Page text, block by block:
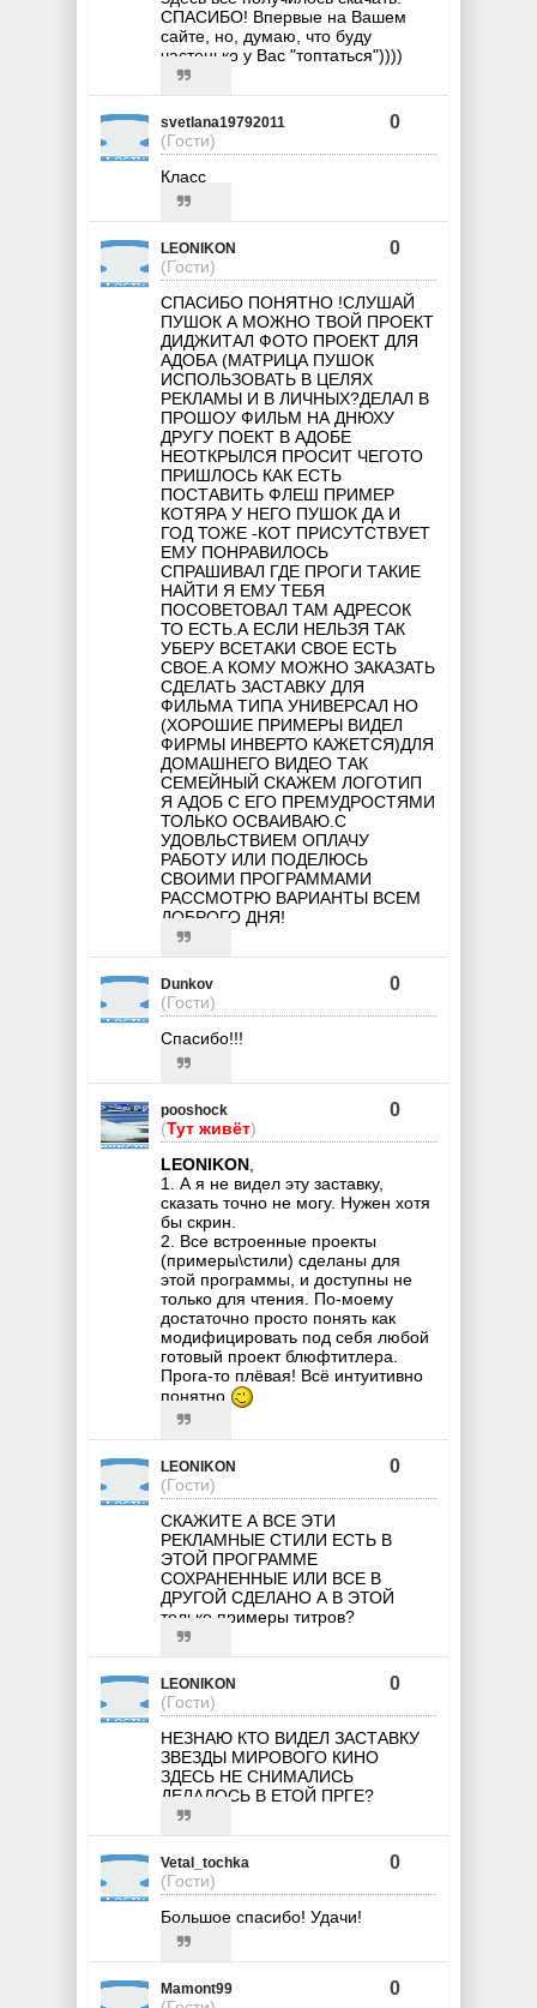
СПАСИБО! Впервые на Вашем
сайте, но, думаю, что буду
частенько у Вас "топтаться"))))
svetlana19792011
(Гости)
0
Класс
LEONIKON
(Гости)
0
СПАСИБО ПОНЯТНО !СЛУШАЙ
ПУШОК А МОЖНО ТВОЙ ПРОЕКТ
ДИДЖИТАЛ ФОТО ПРОЕКТ ДЛЯ
АДОБА (МАТРИЦА ПУШОК
ИСПОЛЬЗОВАТЬ В ЦЕЛЯХ
РЕКЛАМЫ И В ЛИЧНЫХ?ДЕЛАЛ В
ПРОШОУ ФИЛЬМ НА ДНЮХУ
ДРУГУ ПОЕКТ В АДОБЕ
НЕОТКРЫЛСЯ ПРОСИТ ЧЕГОТО
ПРИШЛОСЬ КАК ЕСТЬ
ПОСТАВИТЬ ФЛЕШ ПРИМЕР
КОТЯРА У НЕГО ПУШОК ДА И
ГОД ТОЖЕ -КОТ ПРИСУТСТВУЕТ
ЕМУ ПОНРАВИЛОСЬ
СПРАШИВАЛ ГДЕ ПРОГИ ТАКИЕ
НАЙТИ Я ЕМУ ТЕБЯ
ПОСОВЕТОВАЛ ТАМ АДРЕСОК
ТО ЕСТЬ.А ЕСЛИ НЕЛЬЗЯ ТАК
УБЕРУ ВСЕТАКИ СВОЕ ЕСТЬ
СВОЕ.А КОМУ МОЖНО ЗАКАЗАТЬ
СДЕЛАТЬ ЗАСТАВКУ ДЛЯ
ФИЛЬМА ТИПА УНИВЕРСАЛ НО
(ХОРОШИЕ ПРИМЕРЫ ВИДЕЛ
ФИРМЫ ИНВЕРТО КАЖЕТСЯ)ДЛЯ
ДОМАШНЕГО ВИДЕО ТАК
СЕМЕЙНЫЙ СКАЖЕМ ЛОГОТИП
Я АДОБ С ЕГО ПРЕМУДРОСТЯМИ
ТОЛЬКО ОСВАИВАЮ.С
УДОВЛЬСТВИЕМ ОПЛАЧУ
РАБОТУ ИЛИ ПОДЕЛЮСЬ
СВОИМИ ПРОГРАММАМИ
РАССМОТРЮ ВАРИАНТЫ ВСЕМ
ДОБРОГО ДНЯ!
Dunkov
(Гости)
0
Спасибо!!!
pooshock
(Тут живёт)
0
LEONIKON,
1. А я не видел эту заставку,
сказать точно не могу. Нужен хотя
бы скрин.
2. Все встроенные проекты
(примеры\стили) сделаны для
этой программы, и доступны не
только для чтения. По-моему
достаточно просто понять как
модифицировать под себя любой
готовый проект блюфтитлера.
Прога-то плёвая! Всё интуитивно
понятно
LEONIKON
(Гости)
0
СКАЖИТЕ А ВСЕ ЭТИ
РЕКЛАМНЫЕ СТИЛИ ЕСТЬ В
ЭТОЙ ПРОГРАММЕ
СОХРАНЕННЫЕ ИЛИ ВСЕ В
ДРУГОЙ СДЕЛАНО А В ЭТОЙ
только примеры титров?
LEONIKON
(Гости)
0
НЕЗНАЮ КТО ВИДЕЛ ЗАСТАВКУ
ЗВЕЗДЫ МИРОВОГО КИНО
ЗДЕСЬ НЕ СНИМАЛИСЬ
ДЕЛАЛОСЬ В ЕТОЙ ПРГЕ?
Vetal_tochka
(Гости)
0
Большое спасибо! Удачи!
Mamont99 0